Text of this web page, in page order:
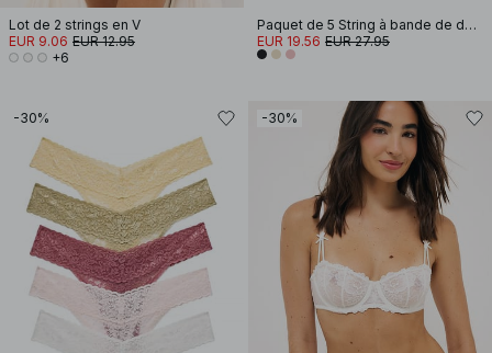
Lot de 2 strings en V
EUR 9.06 EUR 12.95
+6
Paquet de 5 String à bande de dentelle
EUR 19.56 EUR 27.95
-30% -30%